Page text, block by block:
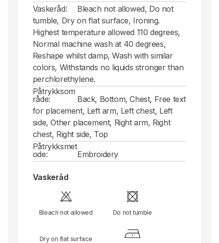
Vaskeråd:
Bleach not allowed, Do not
tumble, Dry on flat surface, Ironing.
Highest temperature allowed 110 degrees,
Normal machine wash at 40 degrees,
Reshape whilst damp, Wash with similar
colors, Withstands no liquids stronger than
perchlorethylene.
Påtrykksom
råde:
Back, Bottom, Chest, Free text
for placement, Left arm, Left chest, Left
side, Other placement, Right arm, Right
chest, Right side, Top
Påtrykksmet
ode:
Embroidery
Vaskeråd
Bleach not allowed Do not tumble
Dry on flat surface